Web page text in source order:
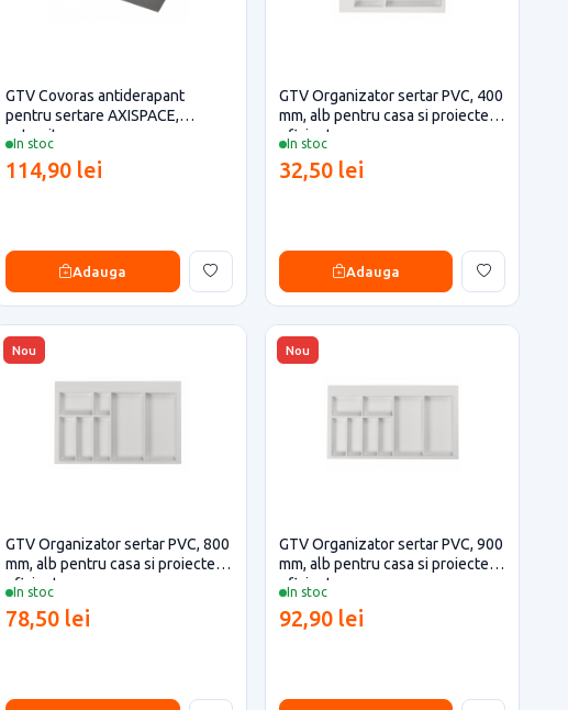
In stoc
GTV Covoras antiderapant
pentru sertare AXISPACE,
antracit
114,90 lei
Adauga
In stoc
GTV Organizator sertar PVC, 400
mm, alb pentru casa si proiecte
eficiente
32,50 lei
Adauga
Nou
In stoc
GTV Organizator sertar PVC, 800
mm, alb pentru casa si proiecte
eficiente
78,50 lei
Nou
In stoc
GTV Organizator sertar PVC, 900
mm, alb pentru casa si proiecte
eficiente
92,90 lei